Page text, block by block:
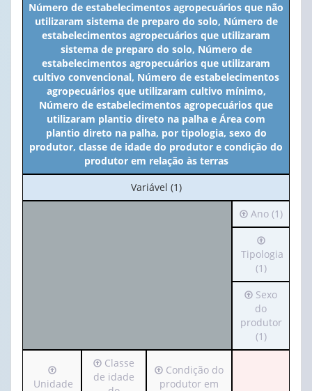
Número de estabelecimentos agropecuários que não
utilizaram sistema de preparo do solo, Número de
estabelecimentos agropecuários que utilizaram
sistema de preparo do solo, Número de
estabelecimentos agropecuários que utilizaram
cultivo convencional, Número de estabelecimentos
agropecuários que utilizaram cultivo mínimo,
Número de estabelecimentos agropecuários que
utilizaram plantio direto na palha e Área com
plantio direto na palha, por tipologia, sexo do
produtor, classe de idade do produtor e condição do
produtor em relação às terras
No
cabeçalho:
Variável (1)
Irá
para
cabeçalho
(possui
apenas
valor):
Ano
(1)
Ano (1)
Irá
para
o
cabeçalho
(possui
apenas
1
valor):
Tipologia
(1)
Irá
para
o
cabeçalho
(possui
Sexo
do
produtor
(1)
Irá
para
Unidade
Irá
para
Classe
de idade
Irá
para
Condição do
produtor em